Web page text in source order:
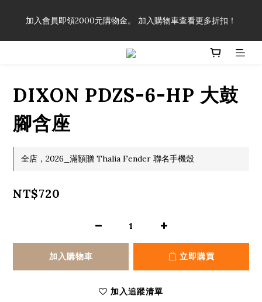
享有弦線、配件終生89折優惠！
加入會員即領2000元購物金。 加入購物車查看更多折扣！
「一生弦命！」單筆購買弦線、配件滿$999（不含運費），即可
DIXON PDZS-6-HP 大鼓
腳含座
全店，2026_滿額贈 Thalia Fender 聯名手機殼
NT$720
加入購物車 立即購買
加入追蹤清單